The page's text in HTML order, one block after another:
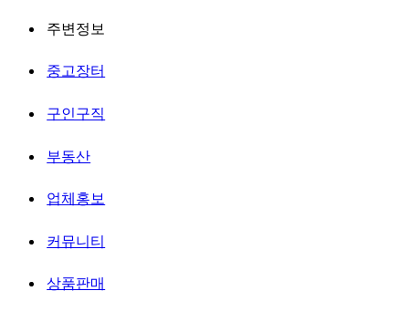
주변정보
중고장터
구인구직
부동산
업체홍보
커뮤니티
상품판매